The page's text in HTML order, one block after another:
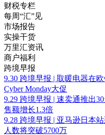
财税专栏
每周“汇”见
市场报告
实操干货
万里汇资讯
商户福利
跨境早报
9.30 跨境早报 | 取暖电器在
Cyber Monday大促
9.29 跨境早报 | 速卖通推出
售额增长1.3倍
9.28 跨境早报 | 亚马逊日本
人数将突破5700万